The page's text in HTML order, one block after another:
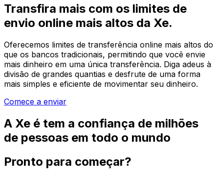
Transfira mais com os limites de
envio online mais altos da Xe.
Oferecemos limites de transferência online mais altos do
que os bancos tradicionais, permitindo que você envie
mais dinheiro em uma única transferência. Diga adeus à
divisão de grandes quantias e desfrute de uma forma
mais simples e eficiente de movimentar seu dinheiro.
Comece a enviar
A Xe é tem a confiança de milhões
de pessoas em todo o mundo
Pronto para começar?